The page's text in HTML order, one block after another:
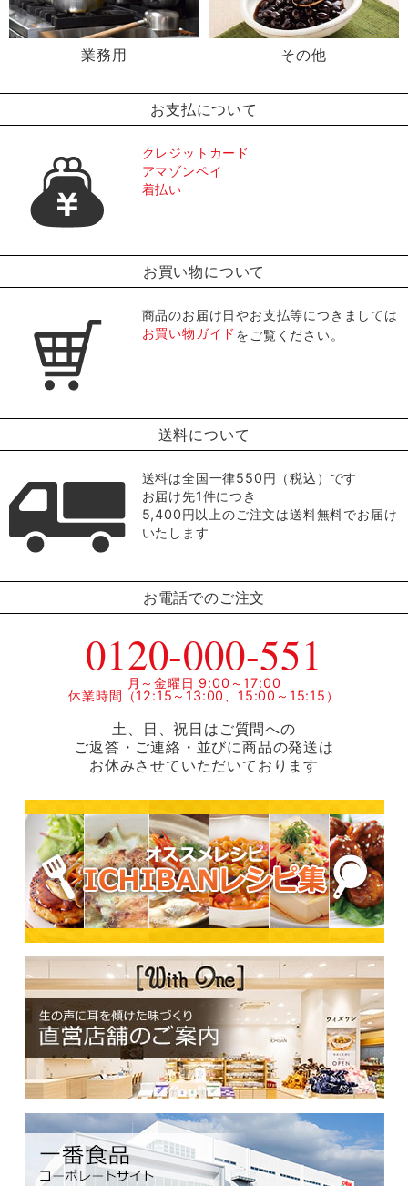
業務用 その他
お支払について
クレジットカード
アマゾンペイ
着払い
お買い物について
商品のお届け日やお支払等につきましては
お買い物ガイド をご覧ください。
送料について
送料は全国一律550円（税込）です
お届け先1件につき
5,400円以上のご注文は送料無料でお届け
いたします
お電話でのご注文
0120-000-551
月～金曜日 9:00～17:00
休業時間（12:15～13:00、15:00～15:15）
土、日、祝日はご質問への
ご返答・ご連絡・並びに商品の発送は
お休みさせていただいております